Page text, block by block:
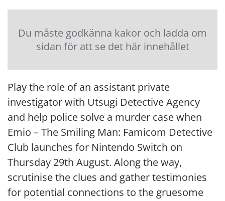
Du måste godkänna kakor och ladda om
sidan för att se det här innehållet
Play the role of an assistant private
investigator with Utsugi Detective Agency
and help police solve a murder case when
Emio – The Smiling Man: Famicom Detective
Club launches for Nintendo Switch on
Thursday 29th August. Along the way,
scrutinise the clues and gather testimonies
for potential connections to the gruesome